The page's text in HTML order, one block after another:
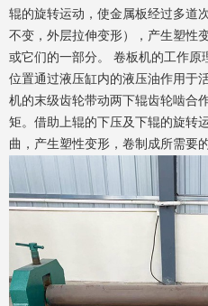
辊的旋转运动，使金属板经过多道
不变，外层拉伸变形），产生塑性
或它们的一部分。 卷板机的工作
位置通过液压缸内的液压油作用于
机的末级齿轮带动两下辊齿轮啮合
矩。借助上辊的下压及下辊的旋转
曲，产生塑性变形，卷制成所需要